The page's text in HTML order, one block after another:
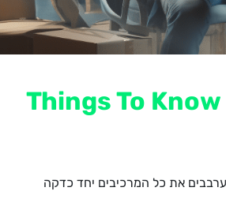
את כל המרכיבים יחד כדקה